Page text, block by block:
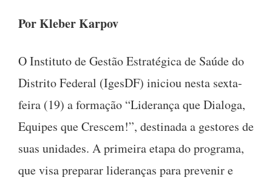
PorKleber Karpov
O Instituto de Gestão Estratégica de Saúde do
Distrito Federal (IgesDF) iniciou nesta sexta-
feira (19) a formação “Liderança que Dialoga,
Equipes que Crescem!”, destinada a gestores de
suas unidades. A primeira etapa do programa,
que visa preparar lideranças para prevenir e